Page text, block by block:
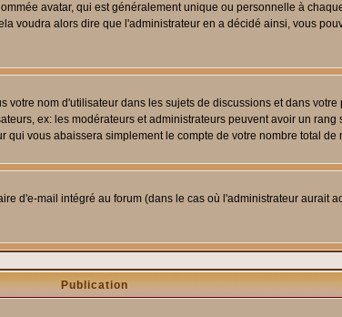
avatar, qui est généralement unique ou personnelle à
voudra alors dire que l'administrateur en a décidé ainsi, vous
nom d'utilisateur dans les sujets de discussions et dans
ex: les modérateurs et administrateurs peuvent avoir un
vous abaissera simplement le compte de votre nombre total de
d'e-mail intégré au forum (dans le cas où l'administrateur aurait
Publication